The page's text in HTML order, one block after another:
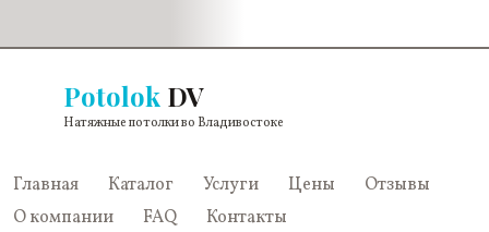
Potolok DV
Натяжные потолки во Владивостоке
Главная Каталог Услуги Цены
Отзывы
О компании
FAQ Контакты